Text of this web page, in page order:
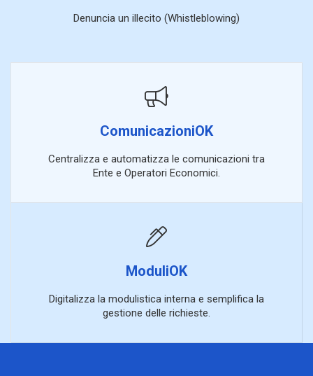
Denuncia un illecito (Whistleblowing)
ComunicazioniOK
Centralizza e automatizza le comunicazioni tra
Ente e Operatori Economici.
ModuliOK
Digitalizza la modulistica interna e semplifica la
gestione delle richieste.